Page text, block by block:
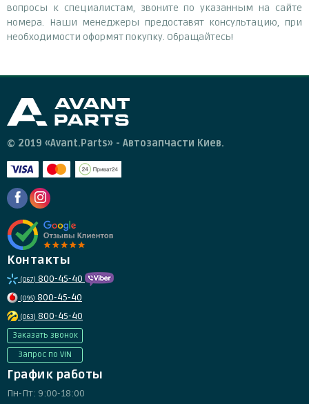
вопросы к специалистам, звоните по указанным на сайте
номера. Наши менеджеры предоставят консультацию, при
необходимости оформят покупку. Обращайтесь!
© 2019 «Avant.Parts» - Автозапчасти Киев.
Контакты
(067) 800-45-40
(095) 800-45-40
(063) 800-45-40
Заказать звонок
Запрос по VIN
График работы
Пн-Пт: 9:00-18:00